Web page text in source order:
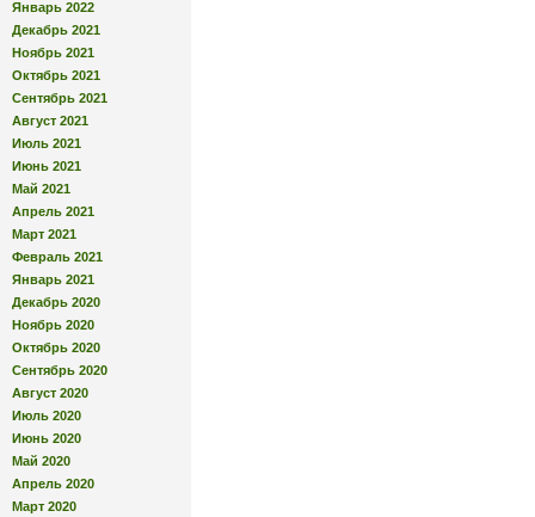
Январь 2022
Декабрь 2021
Ноябрь 2021
Октябрь 2021
Сентябрь 2021
Август 2021
Июль 2021
Июнь 2021
Май 2021
Апрель 2021
Март 2021
Февраль 2021
Январь 2021
Декабрь 2020
Ноябрь 2020
Октябрь 2020
Сентябрь 2020
Август 2020
Июль 2020
Июнь 2020
Май 2020
Апрель 2020
Март 2020